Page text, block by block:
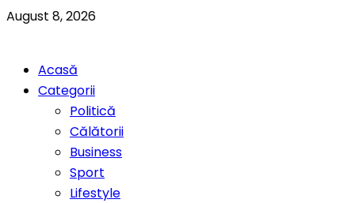
August 8, 2026
Acasă
Categorii
Politică
Călătorii
Business
Sport
Lifestyle